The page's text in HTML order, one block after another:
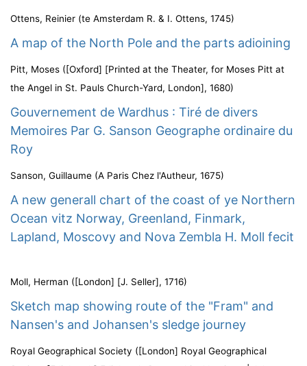
Ottens, Reinier (te Amsterdam R. & I. Ottens, 1745)
A map of the North Pole and the parts adioining
Pitt, Moses ([Oxford] [Printed at the Theater, for Moses Pitt at
the Angel in St. Pauls Church-Yard, London], 1680)
Gouvernement de Wardhus : Tiré de divers
Memoires Par G. Sanson Geographe ordinaire du
Roy
Sanson, Guillaume (A Paris Chez l'Autheur, 1675)
A new generall chart of the coast of ye Northern
Ocean vitz Norway, Greenland, Finmark,
Lapland, Moscovy and Nova Zembla H. Moll fecit
Moll, Herman ([London] [J. Seller], 1716)
Sketch map showing route of the "Fram" and
Nansen's and Johansen's sledge journey
Royal Geographical Society ([London] Royal Geographical